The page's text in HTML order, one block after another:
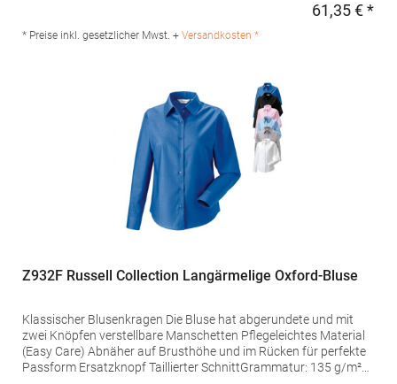
080613Hersteller: Seidensticker GmbH & Co. KG Am Stadtholz
39 33609 Bielefeld Deutschland E-Mail: info@seidensticker.de
61,35 € *
* Preise inkl. gesetzlicher Mwst. + Versandkosten *
Z932F Russell Collection Langärmelige Oxford-Bluse
Klassischer Blusenkragen Die Bluse hat abgerundete und mit
zwei Knöpfen verstellbare Manschetten Pflegeleichtes Material
(Easy Care) Abnäher auf Brusthöhe und im Rücken für perfekte
Passform Ersatzknopf Taillierter SchnittGrammatur: 135 g/m²